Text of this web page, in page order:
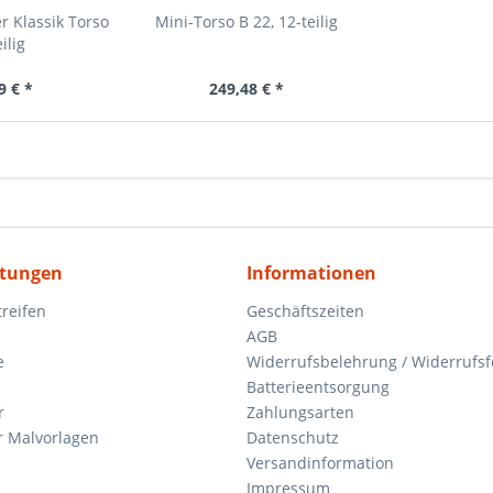
Klassik Torso
€ *
Mini-Torso B 22, 12-teilig
249,48 € *
Malvorlagen
Informationen
Geschäftszeiten
AGB
Widerrufsbelehrung /
Batterieentsorgung
Zahlungsarten
Datenschutz
Versandinformation
Impressum